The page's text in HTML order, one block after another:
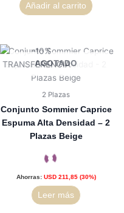
Añadir al carrito
AGOTADO
2 Plazas
Conjunto Sommier Caprice
Espuma Alta Densidad – 2
Plazas Beige
Ahorras: USD211,85 (30%)
Leer más